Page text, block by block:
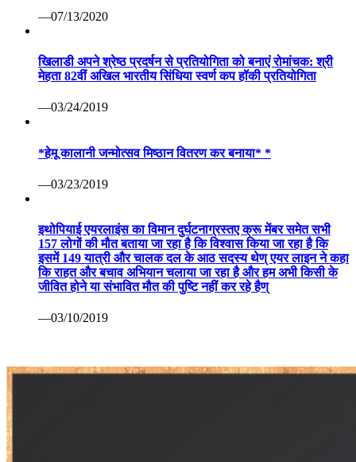
—07/13/2020
खिलाडी अपने श्रेष्ठ प्रदर्षन से प्रतियोगिता को बनाएं रोमांचक: श्री
मेहता 82वीं अखिल भारतीय सिंधिया स्वर्ण कप हॉकी प्रतियोगिता
—03/24/2019
*हेमू कालानी जन्मोत्सव मिष्ठान वितरण कर बनाया* *
—03/23/2019
इथोपियाई एयरलाइंस का विमान दुर्घटनाग्रस्तए क्रू मेंबर समेत सभी
157 लोगों की मौत बताया जा रहा है कि विश्वास किया जा रहा है कि
इसमें 149 यात्री और चालक दल के आठ सदस्य थेण् एयर लाइन ने कहा
कि राहत और बचाव अभियान चलाया जा रहा है और हम अभी किसी के
जीवित होने या संभावित मौत की पुष्टि नहीं कर रहे हैण्
—03/10/2019